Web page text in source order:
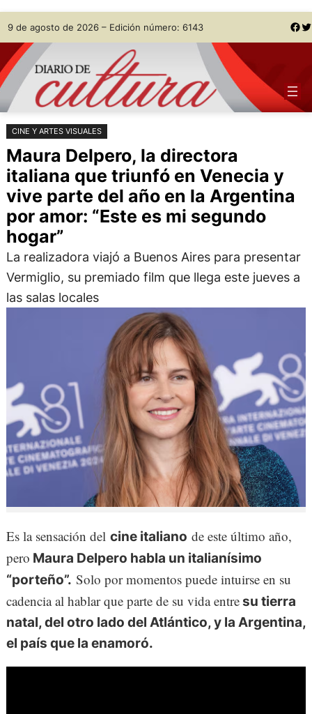
Saltar
al
contenido
Skip
to
content
9 de agosto de 2026 – Edición número: 6143 Facebook Twitter
CINE Y ARTES VISUALES
Maura Delpero, la directora
italiana que triunfó en Venecia y
vive parte del año en la Argentina
por amor: “Este es mi segundo
hogar”
La realizadora viajó a Buenos Aires para presentar
Vermiglio, su premiado film que llega este jueves a
las salas locales
Es la sensación del cine italiano de este último año,
pero Maura Delpero habla un italianísimo
“porteño”. Solo por momentos puede intuirse en su
cadencia al hablar que parte de su vida entresu tierra
natal, del otro lado del Atlántico, y la Argentina,
el país que la enamoró.